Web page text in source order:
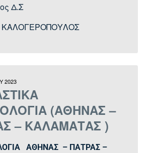
Δ.Σ
ΚΑΛΟΓΕΡΟΠΟΥΛΟΣ
2023
(ΑΘΗΝΑΣ –
– ΚΑΛΑΜΑΤΑΣ )
ΑΘΗΝΑΣ – ΠΑΤΡΑΣ –